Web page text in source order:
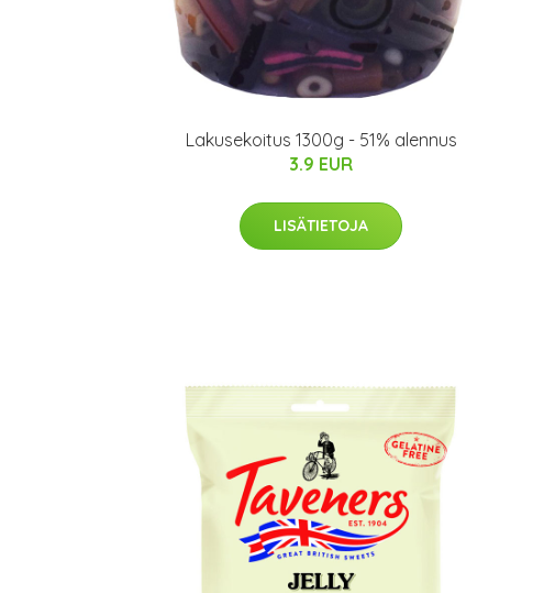
Lakusekoitus 1300g - 51% alennus
3.9 EUR
LISÄTIETOJA